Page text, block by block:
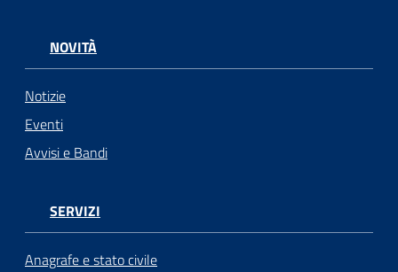
NOVITÀ
Notizie
Eventi
Avvisi e Bandi
SERVIZI
Anagrafe e stato civile